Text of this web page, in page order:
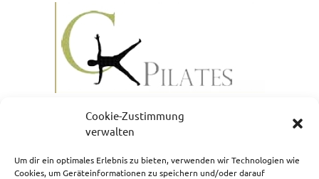
Cookie-Zustimmung
verwalten
Um dir ein optimales Erlebnis zu bieten, verwenden wir Technologien wie
Cookies, um Geräteinformationen zu speichern und/oder darauf